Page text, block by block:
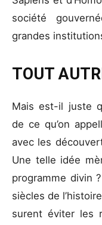
société
grandes
TOUT
Mais est-il juste
de ce qu’on
avec les
Une telle idée
programme divin
siècles de
surent éviter les